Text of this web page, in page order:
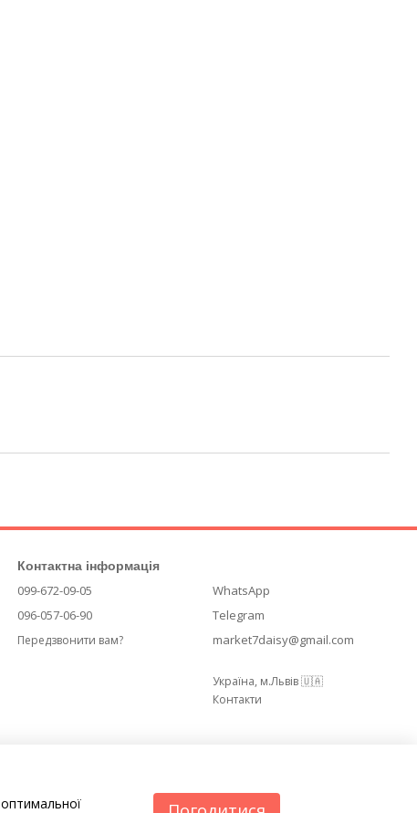
Контактна інформація
099-672-09-05
096-057-06-90
Передзвонити вам?
WhatsApp
Telegram
market7daisy@gmail.com
Україна, м.Львів 🇺🇦
Контакти